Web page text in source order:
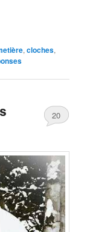
,cloches,
20